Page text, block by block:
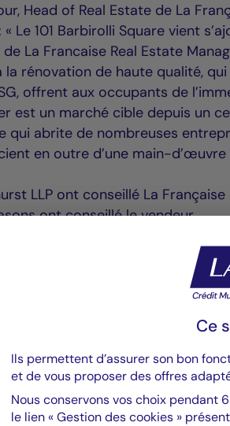
Head of Real Estate de La
Le 101 Barbirolli Square vient
La Francaise Real Estate
la rénovation de haute qualité,
offrent aux occupants de
est un marché cible depuis un
qui abrite de nombreuses
en outre d’une main-
LLP ont conseillé La
ont conseillé le vendeur.
le PDF :
Real Estate Managers acquiert un
PDF352 Ko
Ce
Ils permettent d’assurer son bon
et de vous proposer des offres
Nous conservons vos choix pendant
le lien « Gestion des cookies »